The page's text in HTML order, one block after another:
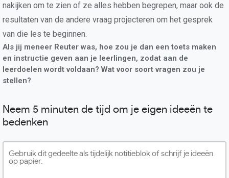
nakijken om te zien of ze alles hebben begrepen, maar ook de
resultaten van de andere vraag projecteren om het gesprek
van die les te beginnen.
Als jij meneer Reuter was, hoe zou je dan een toets maken
en instructie geven aan je leerlingen, zodat aan de
leerdoelen wordt voldaan? Wat voor soort vragen zou je
stellen?
Neem 5 minuten de tijd om je eigen ideeën te
bedenken